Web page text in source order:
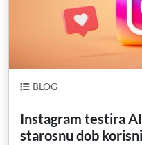
BLOG
Instagram testira
starosnu dob